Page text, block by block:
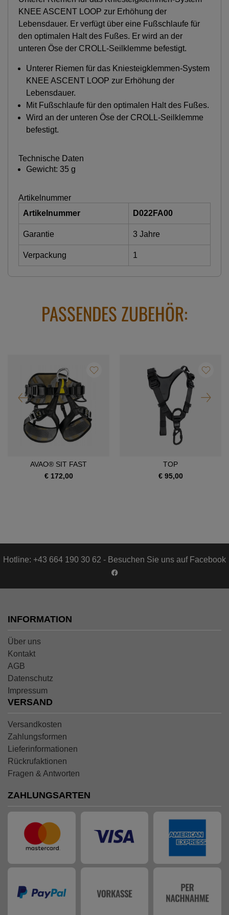
KNEE ASCENT LOOP zur Erhöhung der
Lebensdauer. Er verfügt über eine Fußschlaufe für
den optimalen Halt des Fußes. Er wird an der
unteren Öse der CROLL-Seilklemme befestigt.
Unterer Riemen für das Kniesteigklemmen-System
KNEE ASCENT LOOP zur Erhöhung der
Lebensdauer.
Mit Fußschlaufe für den optimalen Halt des Fußes.
Wird an der unteren Öse der CROLL-Seilklemme
befestigt.
Technische Daten
Gewicht: 35 g
Artikelnummer
Artikelnummer
D022FA00
Garantie 3 Jahre
Verpackung 1
PASSENDES ZUBEHÖR:
AVAO® SIT FAST
€ 172,00
TOP
€ 95,00
Hotline: +43 664 190 30 62 - Besuchen Sie uns auf Facebook
INFORMATION
Über uns
Kontakt
AGB
Datenschutz
Impressum
VERSAND
Versandkosten
Zahlungsformen
Lieferinformationen
Rückrufaktionen
Fragen & Antworten
ZAHLUNGSARTEN